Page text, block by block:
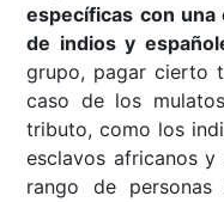
específicas con
de indios y
grupo, pagar cierto
caso de los
tributo, como los
esclavos africanos y
rango de